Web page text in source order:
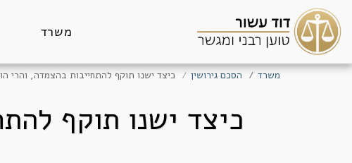
משרד
משרד הסכם גירושין כיצד ישנו תוקף להתחייבות בהצמדה, והרי
כיצד ישנו תוקף